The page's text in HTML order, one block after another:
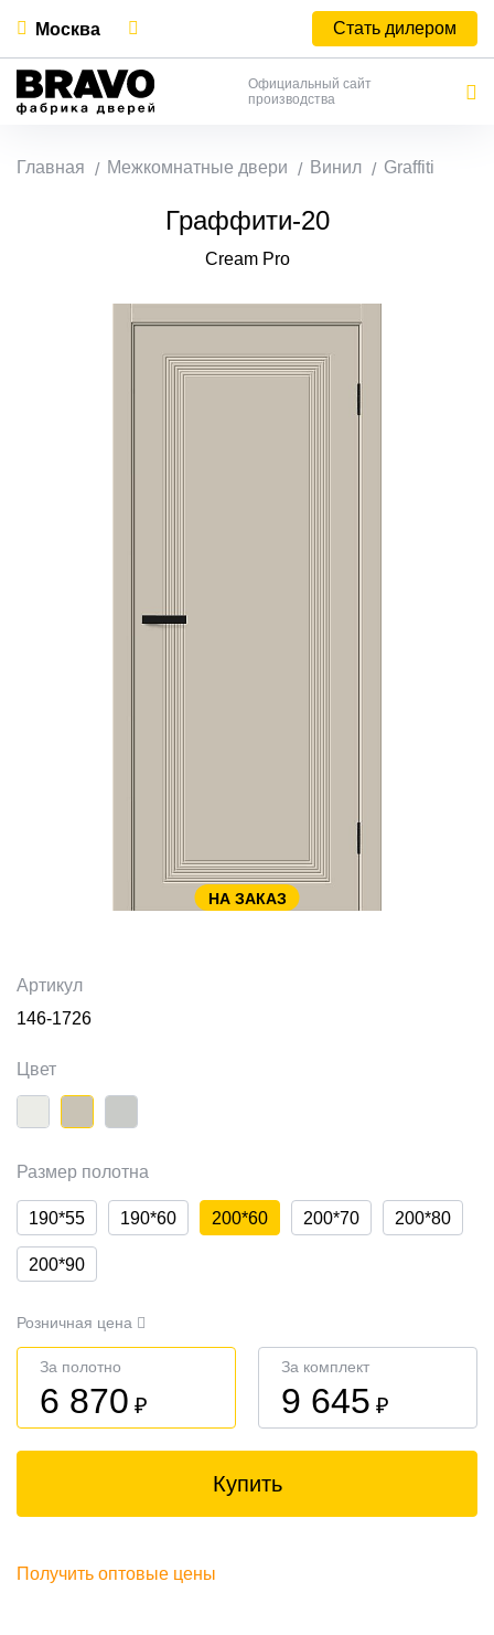
Москва Стать дилером
Официальный сайт
производства
Главная Межкомнатные двери Винил Graffiti
Граффити-20
Cream Pro
НА ЗАКАЗ
Артикул
146-1726
Цвет
Размер полотна
190*55 190*60 200*60 200*70 200*80
200*90
Розничная цена
За полотно
6 870 ₽
За комплект
9 645 ₽
Купить
Получить оптовые цены